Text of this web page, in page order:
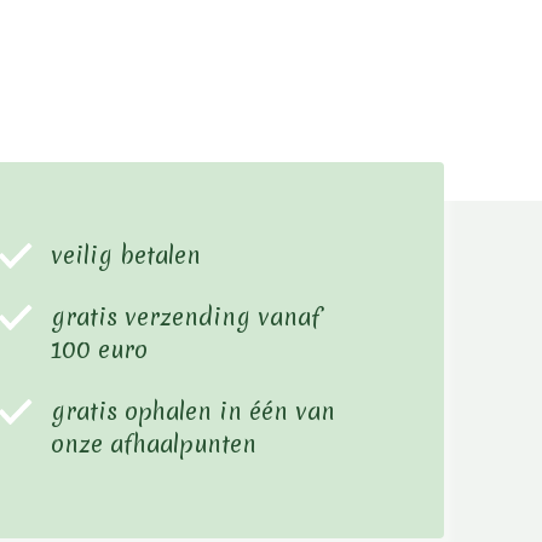
veilig betalen
gratis verzending vanaf
100 euro
gratis ophalen in één van
onze afhaalpunten